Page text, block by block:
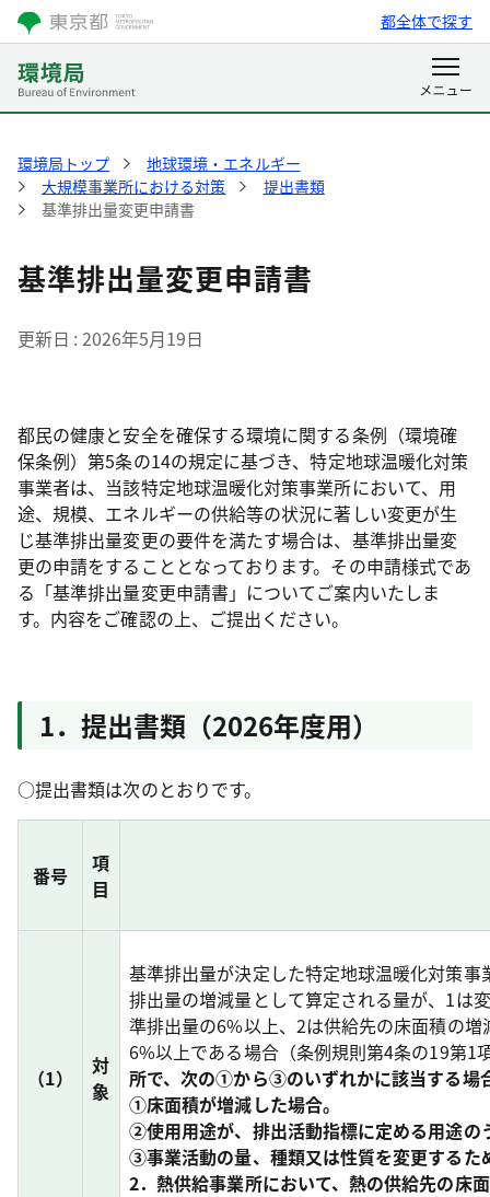
都全体で探す
環境局トップ
地球環境・エネルギー
大規模事業所における対策
提出書類
基準排出量変更申請書
基準排出量変更申請書
更新日 2026年5月19日
都民の健康と安全を確保する環境に関する条例（環境確
保条例）第5条の14の規定に基づき、特定地球温暖化対策
事業者は、当該特定地球温暖化対策事業所において、用
途、規模、エネルギーの供給等の状況に著しい変更が生
じ基準排出量変更の要件を満たす場合は、基準排出量変
更の申請をすることとなっております。その申請様式であ
る「基準排出量変更申請書」についてご案内いたしま
す。内容をご確認の上、ご提出ください。
1．提出書類（2026年度用）
○提出書類は次のとおりです。
番号
項
目
（1）
対
象
基準排出量が決定した特定地球温暖化対策
排出量の増減量として算定される量が、1は
準排出量の6%以上、2は供給先の床面積の
6%以上である場合（条例規則第4条の19第1
所で、次の①から③のいずれかに該当する場
①床面積が増減した場合。
②使用用途が、排出活動指標に定める用途の
③事業活動の量、種類又は性質を変更するた
2．熱供給事業所において、熱の供給先の床